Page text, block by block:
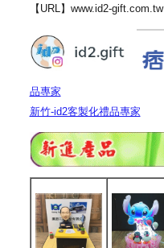
【URL】 www.id2-gift.com.tw
品專家
新竹-id2客製化禮品專家